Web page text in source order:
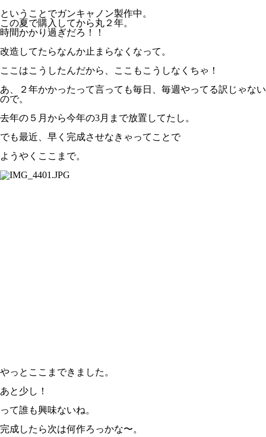
ということでガンキャノン製作中。
この夏で購入してから丸２年。
時間かかり過ぎだろ！！
改造してたらなんか止まらなくなって。
ここはこうしたんだから、ここもこうしなくちゃ！
あ、２年かかったって言っても毎日、毎週やってる訳じゃない
ので。
去年の５月から今年の3月まで放置してたし。
でも最近、早く完成させなきゃってことで
ようやくここまで。
やっとここまできました。
あと少し！
って誰も興味ないね。
完成したら次は何作ろっかな〜。